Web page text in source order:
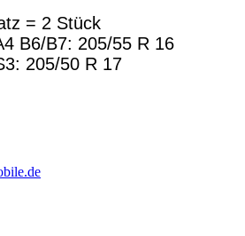
= 2 Stück
B6/B7: 205/55 R 16
205/50 R 17